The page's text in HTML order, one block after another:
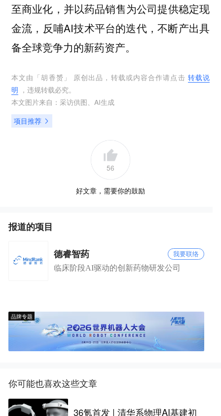
至商业化，并以药品销售为公司提供稳定现
金流，反哺AI技术平台的迭代，不断产出具
备全球竞争力的新药资产。
本文由「胡香赟 」 原创出品，转载或内容合作请点击 转载说
明 ，违规转载必究。
本文图片来自： 采访供图、 AI生成
项目推荐
56
好文章，需要你的鼓励
报道的项目
德睿智药 我要联络
临床阶段AI驱动的创新药物研发公司
品牌专题
你可能也喜欢这些文章
36氪首发 | 清华系物理AI基建初